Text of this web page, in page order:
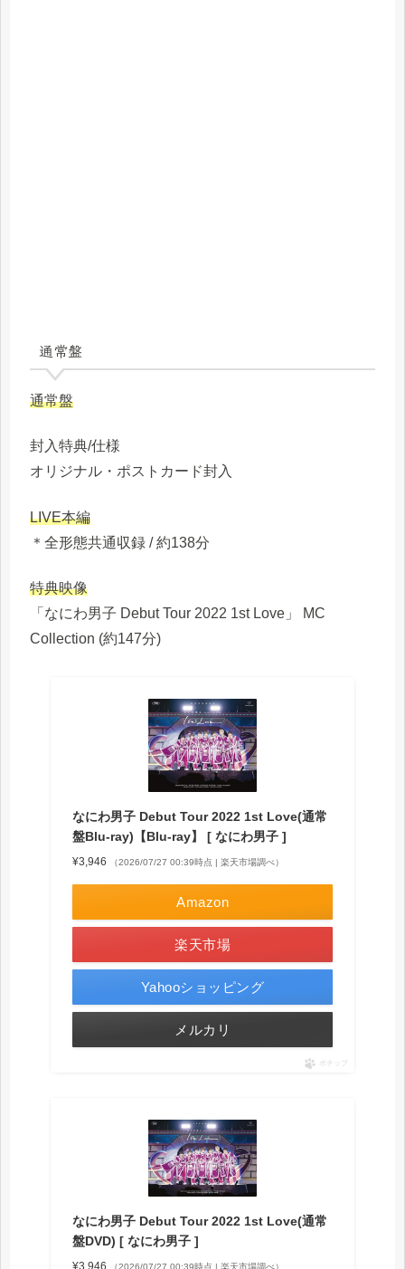
通常盤
通常盤
封入特典/仕様
オリジナル・ポストカード封入
LIVE本編
＊全形態共通収録 / 約138分
特典映像
「なにわ男子 Debut Tour 2022 1st Love」 MC
Collection (約147分)
なにわ男子 Debut Tour 2022 1st Love(通常
盤Blu-ray)【Blu-ray】 [ なにわ男子 ]
¥3,946 （2026/07/27 00:39時点 | 楽天市場調べ）
Amazon
楽天市場
Yahooショッピング
メルカリ
ポチップ
なにわ男子 Debut Tour 2022 1st Love(通常
盤DVD) [ なにわ男子 ]
¥3,946 （2026/07/27 00:39時点 | 楽天市場調べ）